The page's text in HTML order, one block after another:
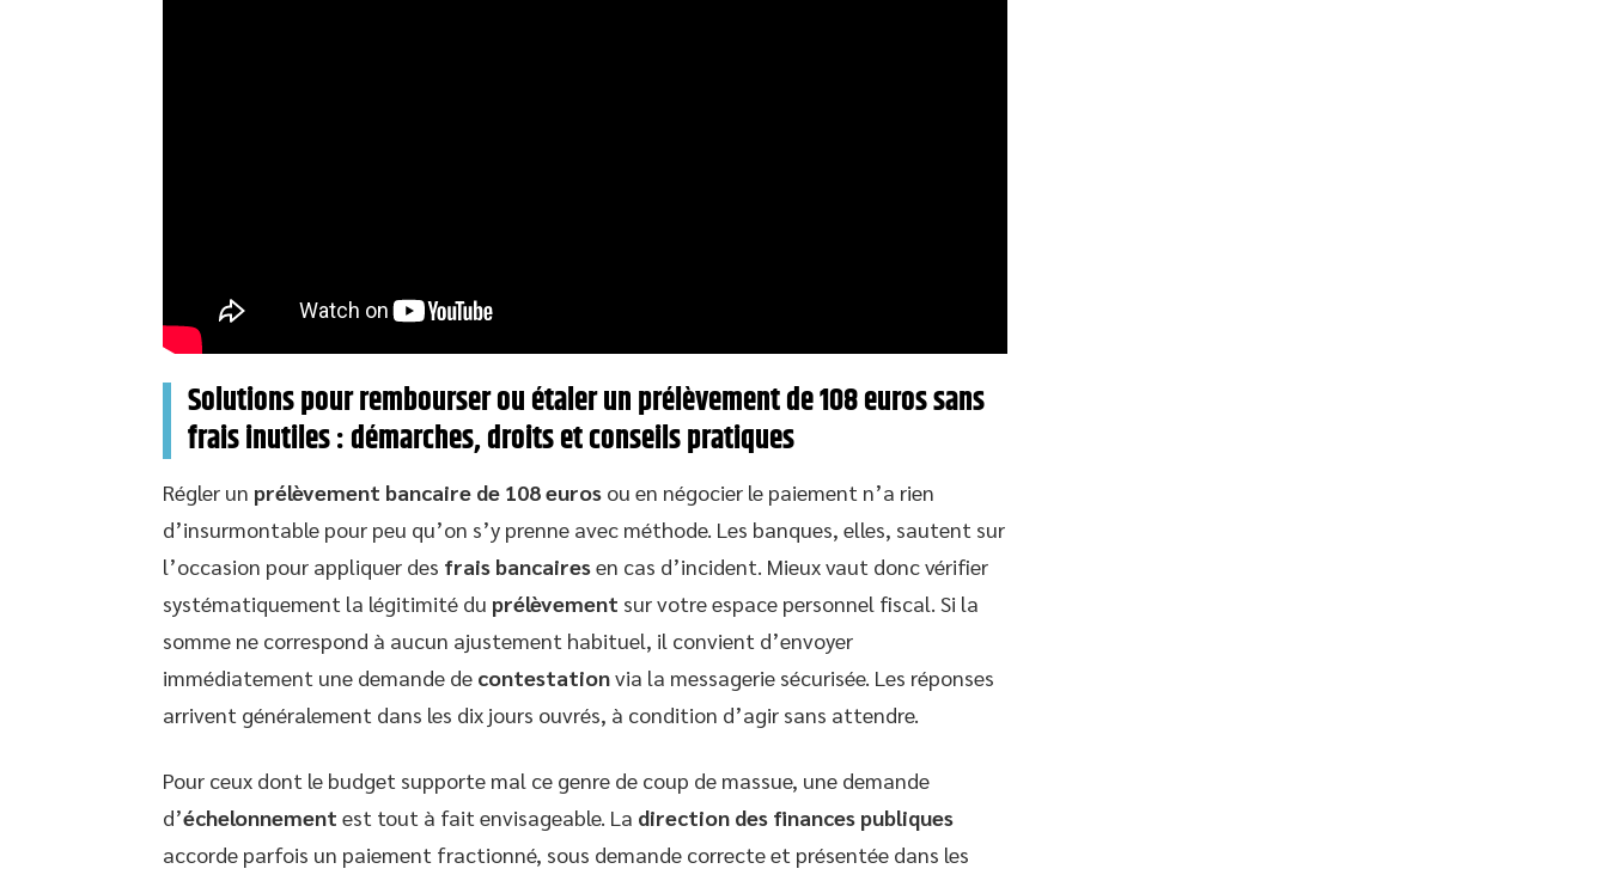
Solutions pour rembourser ou étaler un prélèvement de 108 euros sans
frais inutiles : démarches, droits et conseils pratiques
Régler un prélèvement bancaire de 108 euros ou en négocier le paiement n’a rien
d’insurmontable pour peu qu’on s’y prenne avec méthode. Les banques, elles, sautent sur
l’occasion pour appliquer des frais bancairesen cas d’incident. Mieux vaut donc vérifier
systématiquement la légitimité du prélèvement sur votre espace personnel fiscal. Si la
somme ne correspond à aucun ajustement habituel, il convient d’envoyer
immédiatement une demande de contestationvia la messagerie sécurisée. Les réponses
arrivent généralement dans les dix jours ouvrés, à condition d’agir sans attendre.
Pour ceux dont le budget supporte mal ce genre de coup de massue, une demande
d’échelonnement est tout à fait envisageable. La direction des finances publiques
accorde parfois un paiement fractionné, sous demande correcte et présentée dans les